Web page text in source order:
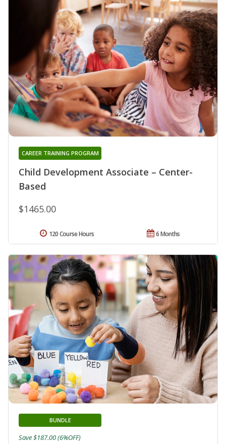
Child Development Associate – Center-
Based
CAREER TRAINING PROGRAM
$1465.00
6 Months
120 Course Hours
BUNDLE
Save $187.00 (6%OFF)